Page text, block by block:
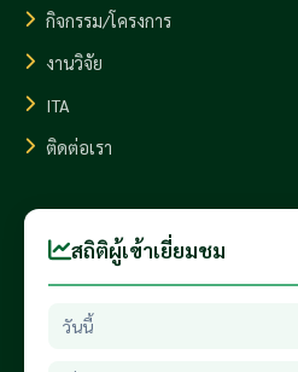
กิจกรรม/โครงการ
งานวิจัย
ITA
ติดต่อเรา
สถิติผู้เข้าเยี่ยมชม
วันนี้